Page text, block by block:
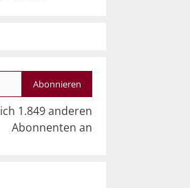
Abonnieren
1.849 anderen
Abonnenten an